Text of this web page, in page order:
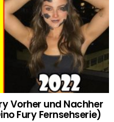
Vorher und Nachher
Fury Fernsehserie)